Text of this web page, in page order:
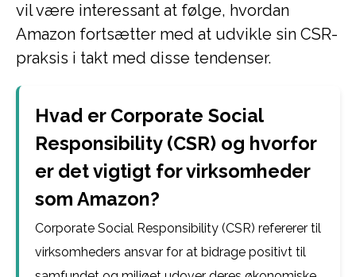
vil være interessant at følge, hvordan
Amazon fortsætter med at udvikle sin CSR-
praksis i takt med disse tendenser.
Hvad er Corporate Social
Responsibility (CSR) og hvorfor
er det vigtigt for virksomheder
som Amazon?
Corporate Social Responsibility (CSR) refererer til
virksomheders ansvar for at bidrage positivt til